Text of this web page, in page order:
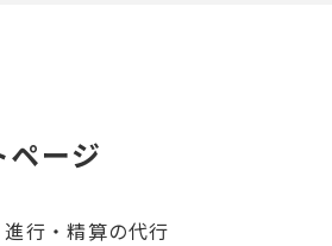
ページ
行・精算の代行